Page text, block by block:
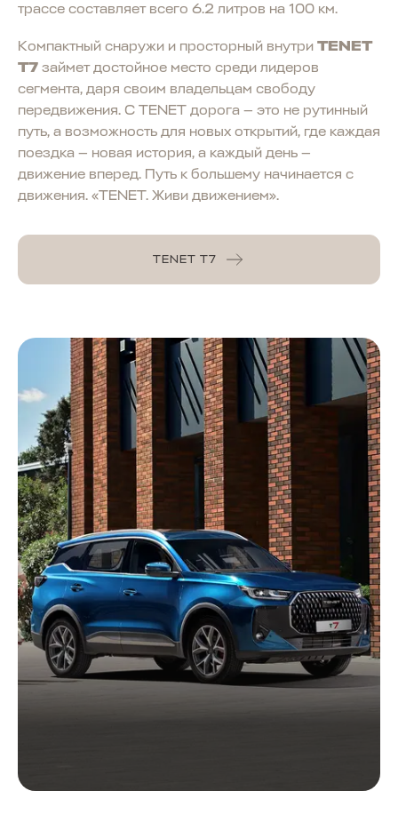
трассе составляет всего 6.2 литров на 100 км.
Компактный снаружи и просторный внутри TENET
T7 займет достойное место среди лидеров
сегмента, даря своим владельцам свободу
передвижения. С TENET дорога — это не рутинный
путь, а возможность для новых открытий, где каждая
поездка — новая история, а каждый день —
движение вперед. Путь к большему начинается с
движения. «TENET. Живи движением».
TENET T7